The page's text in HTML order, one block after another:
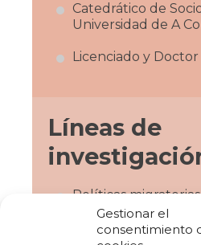
Gestionar el
consentimiento
Catedrático de
Universidad de A
Licenciado y
Líneas de
Políticas
Desigualdad y